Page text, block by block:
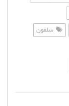
سلفون